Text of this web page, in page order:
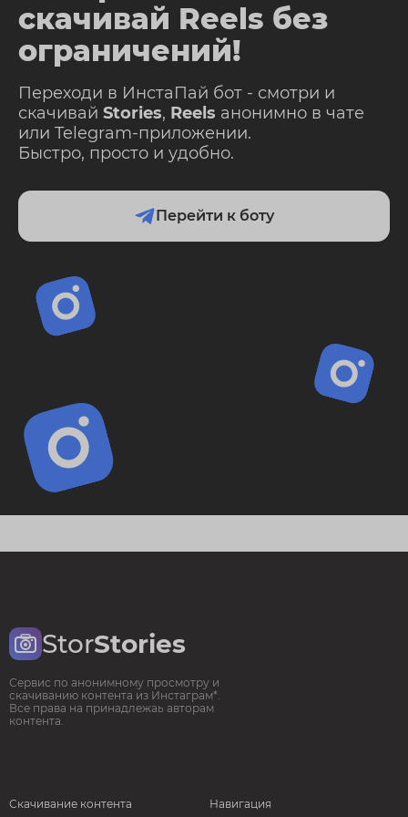
скачивай Reels без
ограничений!
Переходи в ИнстаПай бот - смотри и
скачивай Stories, Reels анонимно в чате
или Telegram-приложении.
Быстро, просто и удобно.
Перейти к боту
StorStories
Сервис по анонимному просмотру и
скачиванию контента из Инстаграм*.
Все права на принадлежаь авторам
контента.
Скачивание контента Навигация